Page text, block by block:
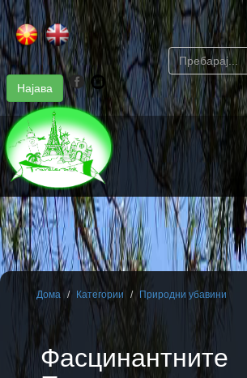
Најава
Дома Категории Природни убавини
Фасцинантните